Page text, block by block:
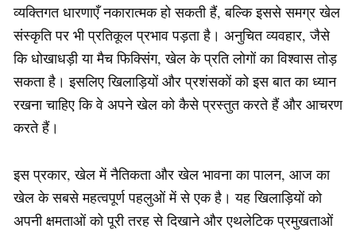
व्यक्तिगत धारणाएँ नकारात्मक हो सकती हैं, बल्कि इससे समग्र खेल
संस्कृति पर भी प्रतिकूल प्रभाव पड़ता है। अनुचित व्यवहार, जैसे
कि धोखाधड़ी या मैच फिक्सिंग, खेल के प्रति लोगों का विश्वास तोड़
सकता है। इसलिए खिलाड़ियों और प्रशंसकों को इस बात का ध्यान
रखना चाहिए कि वे अपने खेल को कैसे प्रस्तुत करते हैं और आचरण
करते हैं।
इस प्रकार, खेल में नैतिकता और खेल भावना का पालन, आज का
खेल के सबसे महत्वपूर्ण पहलुओं में से एक है। यह खिलाड़ियों को
अपनी क्षमताओं को पूरी तरह से दिखाने और एथलेटिक प्रमुखताओं